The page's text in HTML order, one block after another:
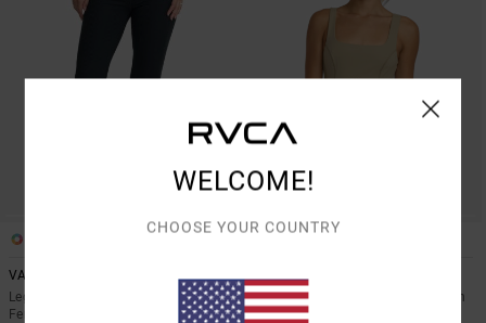
VA Bootcut
Legging évasé taille haute Noir
Femme
Va Square Neck
Brassière de sport maintien moyen
Rose Femme
WELCOME!
CHOOSE YOUR COUNTRY